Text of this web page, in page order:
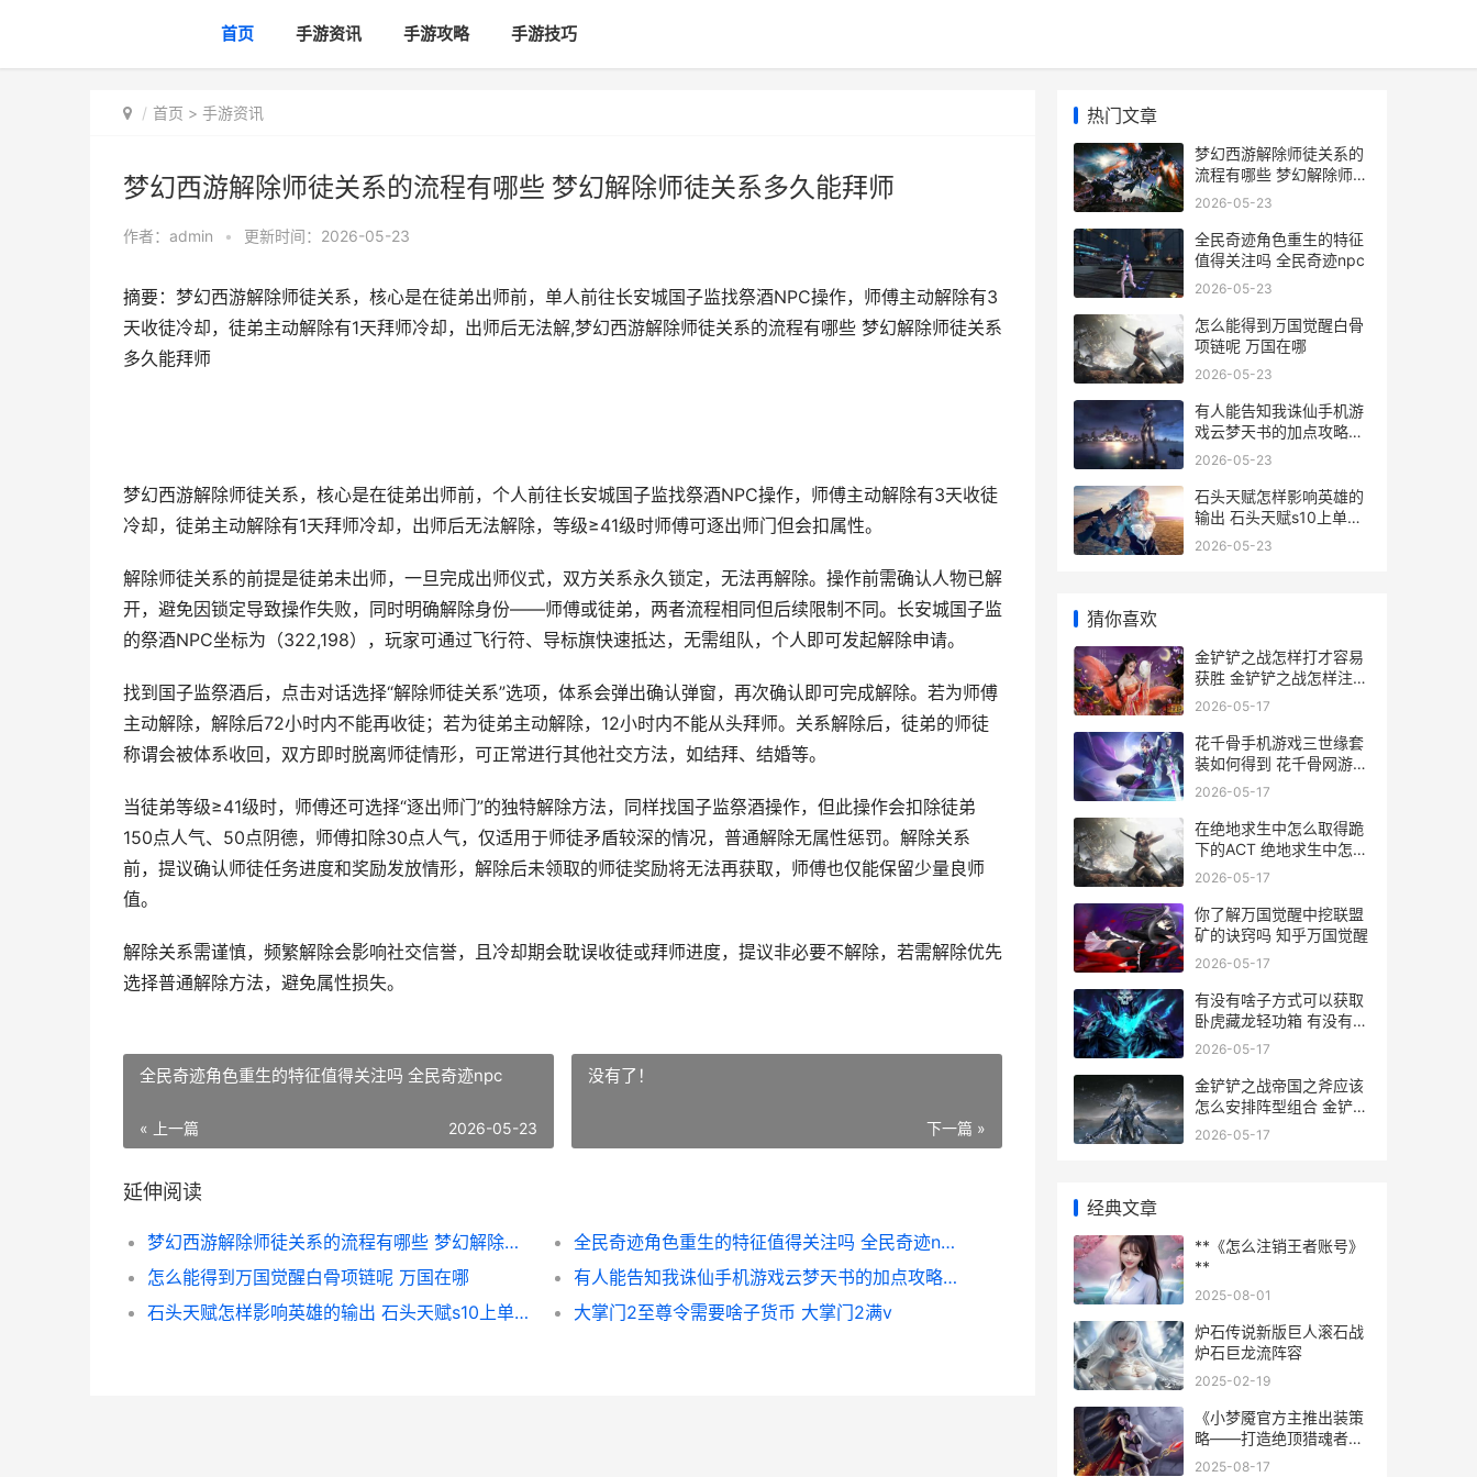
首页 手游资讯 手游攻略 手游技巧
首页 > 手游资讯
梦幻西游解除师徒关系的流程有哪些 梦幻解除师徒关系多久能拜师
作者： admin • 更新时间：2026-05-23
摘要：梦幻西游解除师徒关系，核心是在徒弟出师前，单人前往长安城国子监找祭酒NPC操作，师傅主动解除有3
天收徒冷却，徒弟主动解除有1天拜师冷却，出师后无法解,梦幻西游解除师徒关系的流程有哪些 梦幻解除师徒关系
多久能拜师
梦幻西游解除师徒关系，核心是在徒弟出师前，个人前往长安城国子监找祭酒NPC操作，师傅主动解除有3天收徒
冷却，徒弟主动解除有1天拜师冷却，出师后无法解除，等级≥41级时师傅可逐出师门但会扣属性。
解除师徒关系的前提是徒弟未出师，一旦完成出师仪式，双方关系永久锁定，无法再解除。操作前需确认人物已解
开，避免因锁定导致操作失败，同时明确解除身份——师傅或徒弟，两者流程相同但后续限制不同。长安城国子监
的祭酒NPC坐标为（322,198），玩家可通过飞行符、导标旗快速抵达，无需组队，个人即可发起解除申请。
找到国子监祭酒后，点击对话选择“解除师徒关系”选项，体系会弹出确认弹窗，再次确认即可完成解除。若为师傅
主动解除，解除后72小时内不能再收徒；若为徒弟主动解除，12小时内不能从头拜师。关系解除后，徒弟的师徒
称谓会被体系收回，双方即时脱离师徒情形，可正常进行其他社交方法，如结拜、结婚等。
当徒弟等级≥41级时，师傅还可选择“逐出师门”的独特解除方法，同样找国子监祭酒操作，但此操作会扣除徒弟
150点人气、50点阴德，师傅扣除30点人气，仅适用于师徒矛盾较深的情况，普通解除无属性惩罚。解除关系
前，提议确认师徒任务进度和奖励发放情形，解除后未领取的师徒奖励将无法再获取，师傅也仅能保留少量良师
值。
解除关系需谨慎，频繁解除会影响社交信誉，且冷却期会耽误收徒或拜师进度，提议非必要不解除，若需解除优先
选择普通解除方法，避免属性损失。
全民奇迹角色重生的特征值得关注吗 全民奇迹npc
« 上一篇 2026-05-23
没有了！
下一篇 »
延伸阅读
梦幻西游解除师徒关系的流程有哪些 梦幻解除师徒关系多久能拜师
全民奇迹角色重生的特征值得关注吗 全民奇迹npc
怎么能得到万国觉醒白骨项链呢 万国在哪
有人能告知我诛仙手机游戏云梦天书的加点攻略吗 有人能告知我诛仙吗
石头天赋怎样影响英雄的输出 石头天赋s10上单出装
大掌门2至尊令需要啥子货币 大掌门2满v
热门文章
梦幻西游解除师徒关系的
流程有哪些 梦幻解除师徒
关系多久能拜师
2026-05-23
全民奇迹角色重生的特征
值得关注吗 全民奇迹npc
2026-05-23
怎么能得到万国觉醒白骨
项链呢 万国在哪
2026-05-23
有人能告知我诛仙手机游
戏云梦天书的加点攻略吗
有人能告知我诛仙吗
2026-05-23
石头天赋怎样影响英雄的
输出 石头天赋s10上单出
装
2026-05-23
猜你喜欢
金铲铲之战怎样打才容易
获胜 金铲铲之战怎样注销
账号
2026-05-17
花千骨手机游戏三世缘套
装如何得到 花千骨网游下
载
2026-05-17
在绝地求生中怎么取得跪
下的ACT 绝地求生中怎么
标记敌人位置
2026-05-17
你了解万国觉醒中挖联盟
矿的诀窍吗 知乎万国觉醒
2026-05-17
有没有啥子方式可以获取
卧虎藏龙轻功箱 有没有其
他的方法
2026-05-17
金铲铲之战帝国之斧应该
怎么安排阵型组合 金铲铲
之战帝国德莱文阵容搭配
2026-05-17
经典文章
**《怎么注销王者账号》
**
2025-08-01
炉石传说新版巨人滚石战
炉石巨龙流阵容
2025-02-19
《小梦魇官方主推出装策
略——打造绝顶猎魂者》
小梦魇手游
2025-08-17